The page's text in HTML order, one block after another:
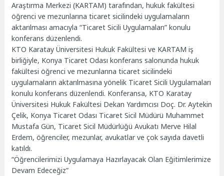
Araştırma Merkezi (KARTAM) tarafından, hukuk fakültesi
öğrenci ve mezunlarına ticaret sicilindeki uygulamaların
aktarılması amacıyla “Ticaret Sicili Uygulamaları” konulu
konferans düzenlendi.
KTO Karatay Üniversitesi Hukuk Fakültesi ve KARTAM iş
birliğiyle, Konya Ticaret Odası konferans salonunda hukuk
fakültesi öğrenci ve mezunlarına ticaret sicilindeki
uygulamaların aktarılmasına yönelik Ticaret Sicili Uygulamaları
konulu konferans düzenlendi. Konferansa, KTO Karatay
Üniversitesi Hukuk Fakültesi Dekan Yardımcısı Doç. Dr. Aytekin
Çelik, Konya Ticaret Odası Ticaret Sicil Müdürü Muhammet
Mustafa Gün, Ticaret Sicil Müdürlüğü Avukatı Merve Hilal
Erdem, öğrenciler, mezunlar, avukatlar ve çok sayıda davetli
katıldı.
“Öğrencilerimizi Uygulamaya Hazırlayacak Olan Eğitimlerimize
Devam Edeceğiz”